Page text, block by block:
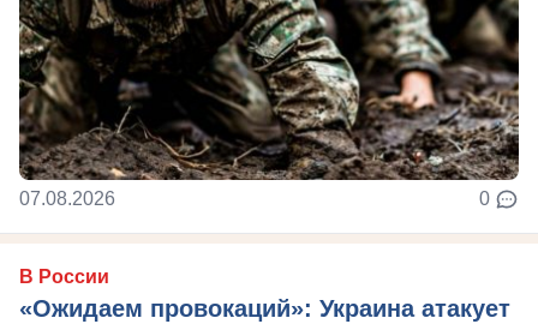
07.08.2026 0
В России
«Ожидаем провокаций»: Украина атакует